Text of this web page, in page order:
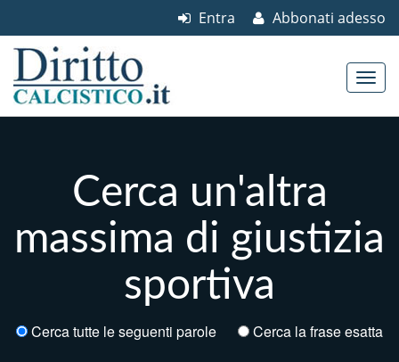
Abbonati adesso
Entra
Cerca un'altra
massima di giustizia
sportiva
Cerca tutte le seguenti parole Cerca la frase esatta